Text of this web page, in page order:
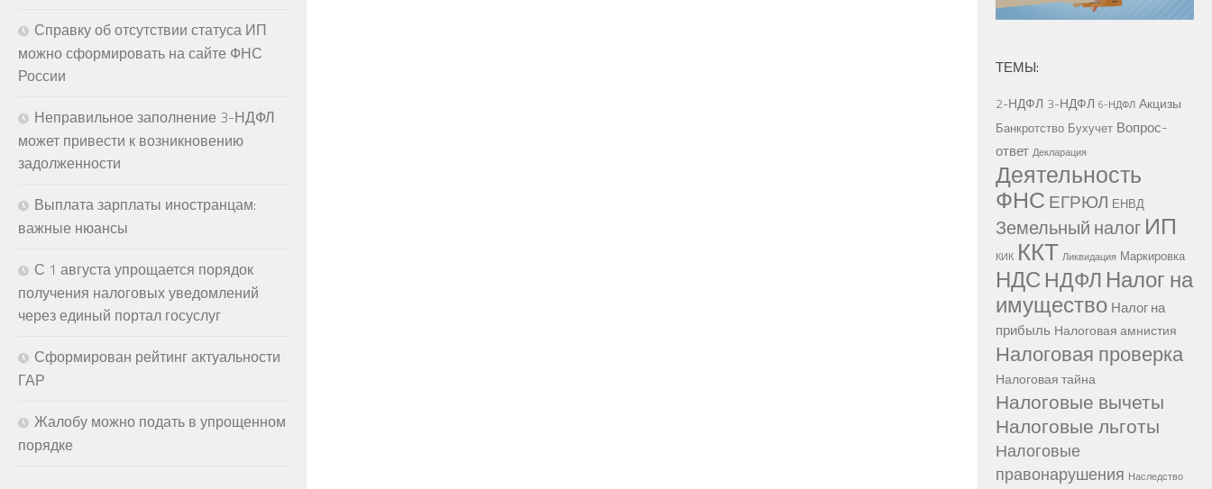
Справку об отсутствии статуса ИП
можно сформировать на сайте ФНС
России
Неправильное заполнение 3-НДФЛ
может привести к возникновению
задолженности
Выплата зарплаты иностранцам:
важные нюансы
С 1 августа упрощается порядок
получения налоговых уведомлений
через единый портал госуслуг
Сформирован рейтинг актуальности
ГАР
Жалобу можно подать в упрощенном
порядке
ТЕМЫ:
2-НДФЛ 3-НДФЛ 6-НДФЛ Акцизы
Банкротство Бухучет Вопрос-
ответ Декларация
Деятельность
ФНС ЕГРЮЛ ЕНВД
Земельный налог ИП
КИК ККТ Ликвидация Маркировка
НДС НДФЛ Налог на
имущество Налог на
прибыль Налоговая амнистия
Налоговая проверка
Налоговая тайна
Налоговые вычеты
Налоговые льготы
Налоговые
правонарушения Наследство